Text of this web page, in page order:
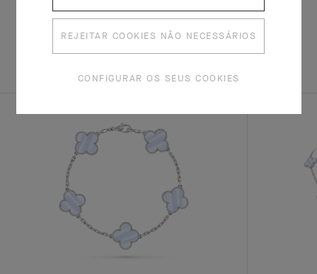
CONJUNTO
CRIAÇÕES
REJEITAR COOKIES NÃO NECESSÁRIOS
CONFIGURAR OS SEUS COOKIES